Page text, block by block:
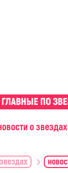
о звездах